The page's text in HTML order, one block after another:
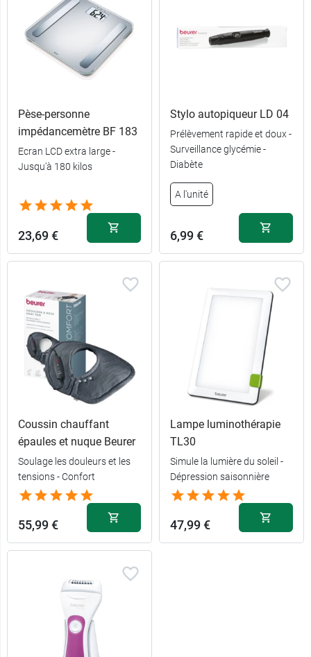
Pèse-personne
impédancemètre BF 183
Ecran LCD extra large -
Jusqu'à 180 kilos
23,69 €
Stylo autopiqueur LD 04
Prélèvement rapide et doux -
Surveillance glycémie -
Diabète
A l'unité
6,99 €
Coussin chauffant
épaules et nuque Beurer
Soulage les douleurs et les
tensions - Confort
55,99 €
Lampe luminothérapie
TL30
Simule la lumière du soleil -
Dépression saisonnière
47,99 €